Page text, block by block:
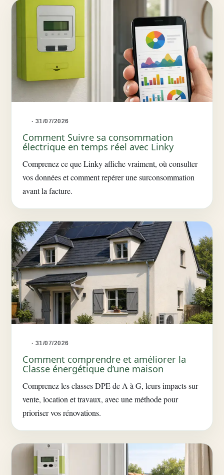
· 31/07/2026
Comment Suivre sa consommation
électrique en temps réel avec Linky
Comprenez ce que Linky affiche vraiment, où consulter
vos données et comment repérer une surconsommation
avant la facture.
· 31/07/2026
Comment comprendre et améliorer la
Classe énergétique d’une maison
Comprenez les classes DPE de A à G, leurs impacts sur
vente, location et travaux, avec une méthode pour
prioriser vos rénovations.